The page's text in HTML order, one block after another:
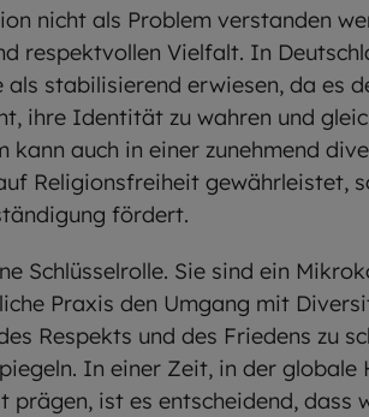
nicht als Problem verstanden
respektvollen Vielfalt. In
stabilisierend erwiesen, da es
ihre Identität zu wahren und
kann auch in einer zunehmend
Religionsfreiheit gewährleistet,
fördert.
Schlüsselrolle. Sie sind ein
Praxis den Umgang mit
Respekts und des Friedens zu
In einer Zeit, in der
ist es entscheidend, dass